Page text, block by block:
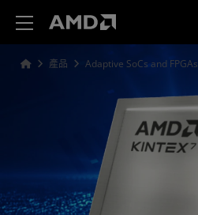
產品 Adaptive SoCs and FPGAs